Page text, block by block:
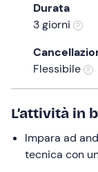
question
mark
the
shortcuts
Durata
3 giorni
Flessibile
L’attività in
Impara ad
tecnica con